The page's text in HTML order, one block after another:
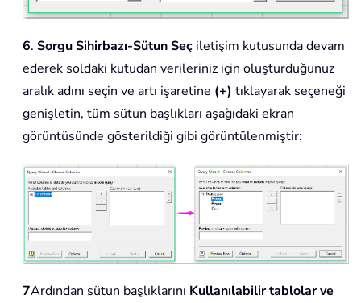
6. Sorgu Sihirbazı-Sütun Seç iletişim kutusunda devam
ederek soldaki kutudan verileriniz için oluşturduğunuz
aralık adını seçin ve artı işaretine (+) tıklayarak seçeneği
genişletin, tüm sütun başlıkları aşağıdaki ekran
görüntüsünde gösterildiği gibi görüntülenmiştir:
7Ardından sütun başlıklarını Kullanılabilir tablolar ve